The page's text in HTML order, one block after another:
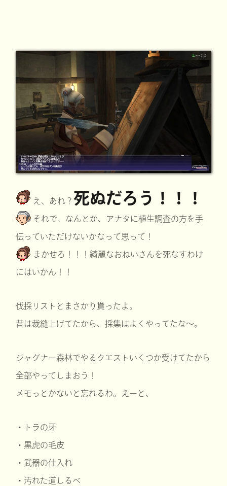
え、あれ？死ぬだろう！！！
それで、なんとか、アナタに植生調査の方を手
伝っていただけないかなって思って！
まかせろ！！！綺麗なおねいさんを死なすわけ
にはいかん！！
伐採リストとまさかり貰ったよ。
昔は裁縫上げてたから、採集はよくやってたな～。
ジャグナー森林でやるクエストいくつか受けてたから
全部やってしまおう！
メモっとかないと忘れるわ。えーと、
・トラの牙
・黒虎の毛皮
・武器の仕入れ
・汚れた道しるべ